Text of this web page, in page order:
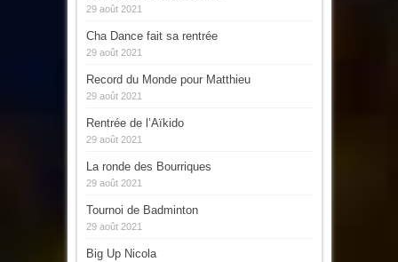
29 août 2021
Cha Dance fait sa rentrée
29 août 2021
Record du Monde pour Matthieu
29 août 2021
Rentrée de l’Aïkido
29 août 2021
La ronde des Bourriques
29 août 2021
Tournoi de Badminton
29 août 2021
Big Up Nicola